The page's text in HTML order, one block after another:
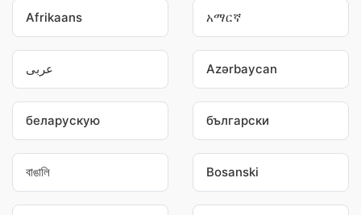
Afrikaans አማርኛ
عربى Azərbaycan
беларускую български
বাঙালি Bosanski